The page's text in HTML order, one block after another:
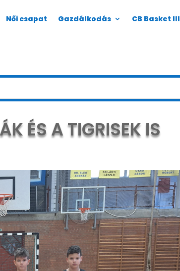
Női csapat Gazdálkodás CB Basket III
ÉS A TIGRISEK IS